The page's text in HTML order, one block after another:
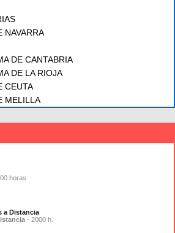
NAVARRA
DE CANTABRIA
DE LA RIOJA
CEUTA
MELILLA
horas
a Distancia
- 2000 h.